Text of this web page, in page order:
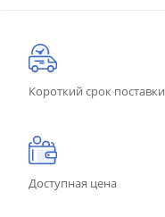
Короткий срок поставки
Доступная цена